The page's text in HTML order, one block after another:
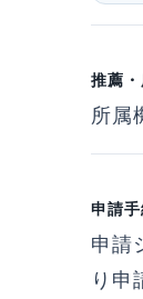
推薦
所属
申請
申請
り申